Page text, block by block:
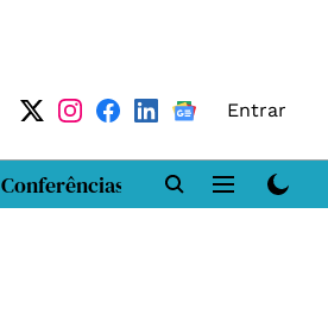
Entrar
Conferências DN LAB